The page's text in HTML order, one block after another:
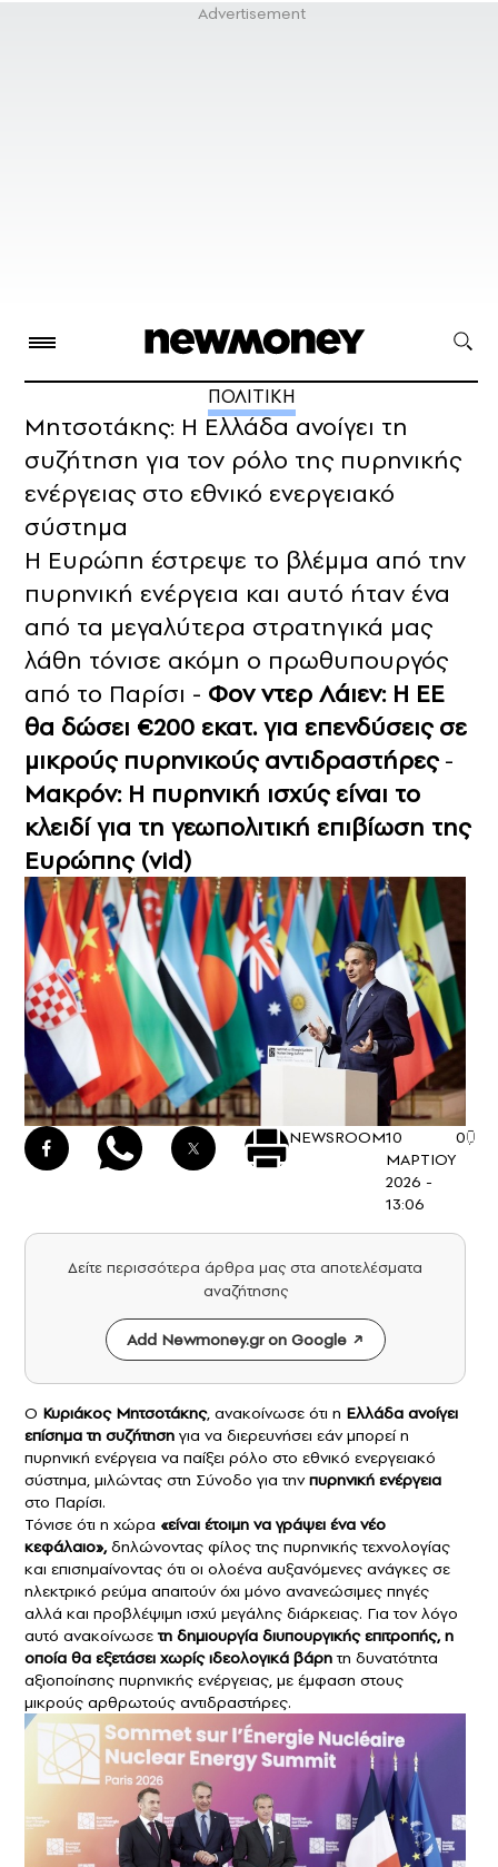
ΠΟΛΙΤΙΚΗ
Μητσοτάκης: Η Ελλάδα ανοίγει τη
συζήτηση για τον ρόλο της πυρηνικής
ενέργειας στο εθνικό ενεργειακό
σύστημα
Η Ευρώπη έστρεψε το βλέμμα από την
πυρηνική ενέργεια και αυτό ήταν ένα
από τα μεγαλύτερα στρατηγικά μας
λάθη τόνισε ακόμη ο πρωθυπουργός
από το Παρίσι - Φον ντερ Λάιεν: Η ΕΕ
θα δώσει €200 εκατ. για επενδύσεις σε
μικρούς πυρηνικούς αντιδραστήρες-
Μακρόν: Η πυρηνική ισχύς είναι το
κλειδί για τη γεωπολιτική επιβίωση της
Ευρώπης (vid)
NEWSROOM10
ΜΑΡΤΙΟΥ
2026 -
13:06
0
Δείτε περισσότερα άρθρα μας στα αποτελέσματα
αναζήτησης
Add Newmoney.gr on Google
Ο Κυριάκος Μητσοτάκης, ανακοίνωσε ότι η Ελλάδα ανοίγει
επίσημα τη συζήτηση για να διερευνήσει εάν μπορεί η
πυρηνική ενέργεια να παίξει ρόλο στο εθνικό ενεργειακό
σύστημα, μιλώντας στη Σύνοδο για τηνπυρηνική ενέργεια
στο Παρίσι.
Τόνισε ότι η χώρα «είναι έτοιμη να γράψει ένα νέο
κεφάλαιο»,δηλώνοντας φίλος της πυρηνικής τεχνολογίας
και επισημαίνοντας ότι οι ολοένα αυξανόμενες ανάγκες σε
ηλεκτρικό ρεύμα απαιτούν όχι μόνο ανανεώσιμες πηγές
αλλά και προβλέψιμη ισχύ μεγάλης διάρκειας. Για τον λόγο
αυτό ανακοίνωσετη δημιουργία διυπουργικής επιτροπής, η
οποία θα εξετάσει χωρίς ιδεολογικά βάρητη δυνατότητα
αξιοποίησης πυρηνικής ενέργειας, με έμφαση στους
μικρούς αρθρωτούς αντιδραστήρες.